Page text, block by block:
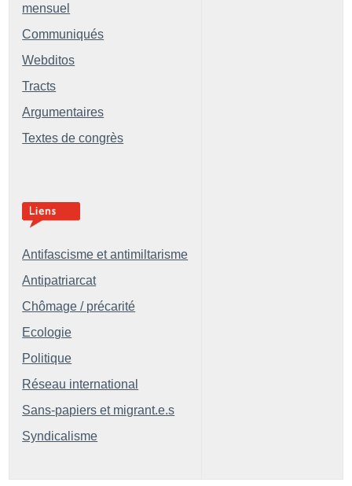
mensuel
Communiqués
Webditos
Tracts
Argumentaires
Textes de congrès
Antifascisme et antimiltarisme
Antipatriarcat
Chômage / précarité
Ecologie
Politique
Réseau international
Sans-papiers et migrant.e.s
Syndicalisme